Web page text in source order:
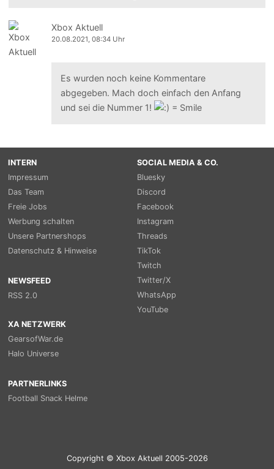
Xbox Aktuell
20.08.2021, 08:34 Uhr
Es wurden noch keine Kommentare
abgegeben. Mach doch einfach den Anfang
und sei die Nummer 1!
INTERN
Impressum
Das Team
Freie Jobs
Werbung schalten
Unsere Partnershops
Datenschutz & Hinweise
NEWSFEED
RSS 2.0
SOCIAL MEDIA & CO.
Bluesky
Discord
Facebook
Instagram
Threads
TikTok
Twitch
Twitter/X
WhatsApp
YouTube
XA NETZWERK
GearsofWar.de
Halo Universe
PARTNERLINKS
Football Snack Helme
Copyright © Xbox Aktuell 2005-2026